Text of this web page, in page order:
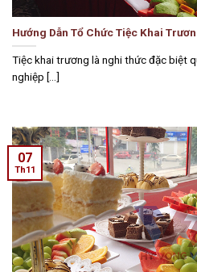
Hướng Dẫn Tổ Chức Tiệc Khai
Tiệc khai trương là nghi thức đặc biệt
nghiệp [...]
07
Th11